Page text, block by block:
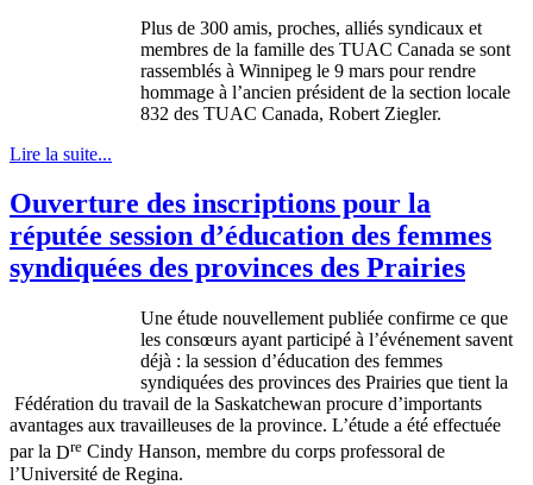
Plus de 300 amis, proches, alliés syndicaux et
membres de la famille des TUAC Canada se sont
rassemblés à Winnipeg le 9 mars pour rendre
hommage à l’ancien président de la section locale
832 des TUAC Canada, Robert Ziegler.
Lire la suite...
Ouverture des inscriptions pour la
réputée session d’éducation des femmes
syndiquées des provinces des Prairies
Une étude nouvellement publiée confirme ce que
les consœurs ayant participé à l’événement savent
déjà : la session d’éducation des femmes
syndiquées des provinces des Prairies que tient la
Fédération du travail de la Saskatchewan procure d’importants
avantages aux travailleuses de la province. L’étude a été effectuée
par la Dre Cindy Hanson, membre du corps professoral de
l’Université de Regina.